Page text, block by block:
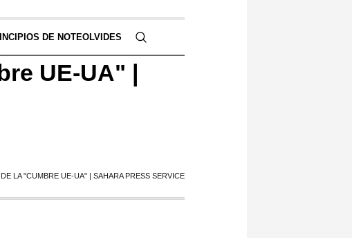
DE NOTEOLVIDES
UE-UA" |
LA "CUMBRE UE-UA" | SAHARA PRESS SERVICE